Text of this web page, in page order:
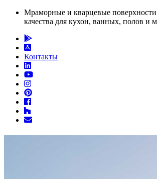
Мраморные и кварцевые поверхности
качества для кухон, ванных, полов и
Контакты